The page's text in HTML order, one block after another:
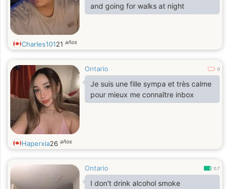
and going for walks at night
Charles10121 años
Ontario 0
Je suis une fille sympa et très calme
pour mieux me connaître inbox
Haperxia26 años
Ontario 0.7
I don't drink alcohol smoke